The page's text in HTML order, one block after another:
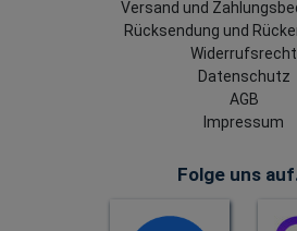
Versand und
Rücksendung und
Widerrufsrecht
Datenschutz
AGB
Impressum
Folge uns